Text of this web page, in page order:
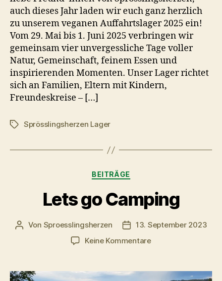
auch dieses Jahr laden wir euch ganz herzlich
zu unserem veganen Auffahrtslager 2025 ein!
Vom 29. Mai bis 1. Juni 2025 verbringen wir
gemeinsam vier unvergessliche Tage voller
Natur, Gemeinschaft, feinem Essen und
inspirierenden Momenten. Unser Lager richtet
sich an Familien, Eltern mit Kindern,
Freundeskreise – […]
Schlagwörter
Sprösslingsherzen Lager
Kategorien
BEITRÄGE
Lets go Camping
Beitragsautor
Von Sproesslingsherzen Veröffentlichungsdatum
13. September 2023
Keine Kommentarezu
Camping